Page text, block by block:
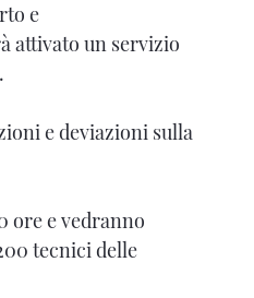
e
attivato un servizio
e deviazioni sulla
ore e vedranno
tecnici delle